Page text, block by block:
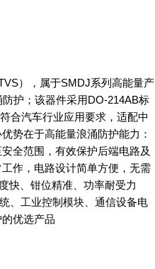
），属于SMDJ系列高能量产
护；该器件采用DO-214AB标
合汽车行业应用要求，适配中
势在于高能量浪涌防护能力：
全范围，有效保护后端电路及
作，电路设计简单方便，无需
快、钳位精准、功率耐受力
、工业控制模块、通信设备电
优选产品